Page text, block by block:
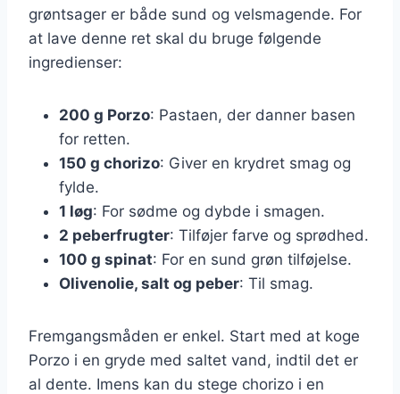
grøntsager er både sund og velsmagende. For
at lave denne ret skal du bruge følgende
ingredienser:
200 g Porzo: Pastaen, der danner basen
for retten.
150 g chorizo: Giver en krydret smag og
fylde.
1 løg: For sødme og dybde i smagen.
2 peberfrugter: Tilføjer farve og sprødhed.
100 g spinat: For en sund grøn tilføjelse.
Olivenolie, salt og peber: Til smag.
Fremgangsmåden er enkel. Start med at koge
Porzo i en gryde med saltet vand, indtil det er
al dente. Imens kan du stege chorizo i en